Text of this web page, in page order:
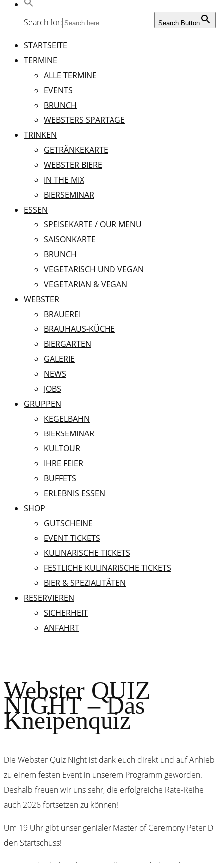
Search for: Search Button
STARTSEITE
TERMINE
ALLE TERMINE
EVENTS
BRUNCH
WEBSTERS SPARTAGE
TRINKEN
GETRÄNKEKARTE
WEBSTER BIERE
IN THE MIX
BIERSEMINAR
ESSEN
SPEISEKARTE / OUR MENU
SAISONKARTE
BRUNCH
VEGETARISCH UND VEGAN
VEGETARIAN & VEGAN
WEBSTER
BRAUEREI
BRAUHAUS-KÜCHE
BIERGARTEN
GALERIE
NEWS
JOBS
GRUPPEN
KEGELBAHN
BIERSEMINAR
KULTOUR
IHRE FEIER
BUFFETS
ERLEBNIS ESSEN
SHOP
GUTSCHEINE
EVENT TICKETS
KULINARISCHE TICKETS
FESTLICHE KULINARISCHE TICKETS
BIER & SPEZIALITÄTEN
RESERVIEREN
SICHERHEIT
ANFAHRT
Webster QUIZ
NIGHT – Das
Kneipenquiz
Die Webster Quiz Night ist dank euch direkt und auf Anhieb
zu einem festen Event in unserem Programm geworden.
Deshalb freuen wir uns sehr, die erfolgreiche Rate-Reihe
auch 2026 fortsetzen zu können!
Um 19 Uhr gibt unser genialer Master of Ceremony Peter D
den Startschuss!